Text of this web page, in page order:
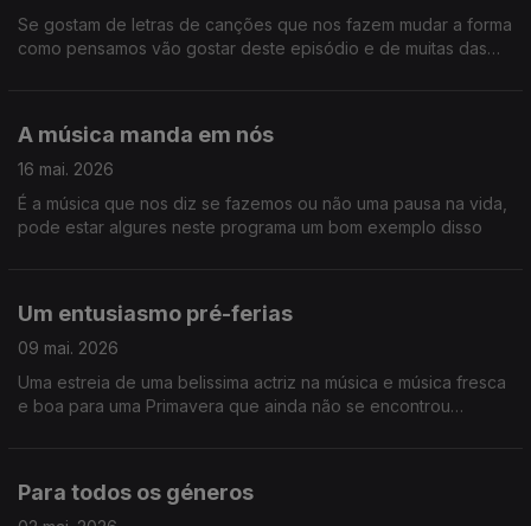
Se gostam de letras de canções que nos fazem mudar a forma
como pensamos vão gostar deste episódio e de muitas das
A música manda em nós
16 mai. 2026
É a música que nos diz se fazemos ou não uma pausa na vida,
pode estar algures neste programa um bom exemplo disso
Um entusiasmo pré-ferias
09 mai. 2026
Uma estreia de uma belissima actriz na música e música fresca
e boa para uma Primavera que ainda não se encontrou
Para todos os géneros